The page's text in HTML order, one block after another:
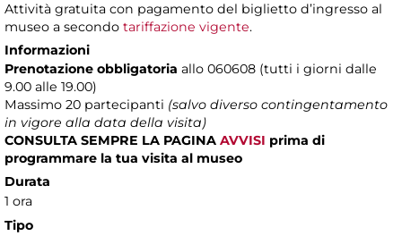
Attività gratuita con pagamento del biglietto d’ingresso al
museo a secondo tariffazione vigente.
Informazioni
Prenotazione obbligatoria allo 060608 (tutti i giorni dalle
9.00 alle 19.00)
Massimo 20 partecipanti (salvo diverso contingentamento
in vigore alla data della visita)
CONSULTA SEMPRE LA PAGINA AVVISI prima di
programmare la tua visita al museo
Durata
1 ora
Tipo